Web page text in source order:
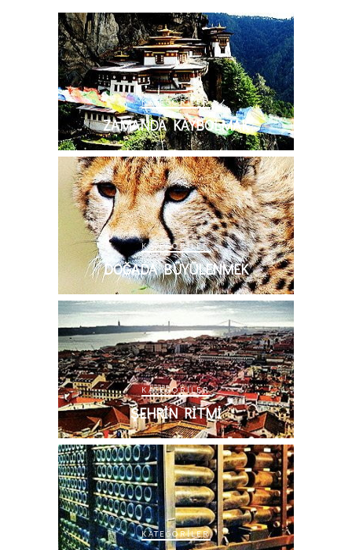
KATEGORILER
ZAMANDA KAYBOLMAK
KATEGORILER
DOĞADA BÜYÜLENMEK
KATEGORILER
ŞEHRIN RITMI
KATEGORILER